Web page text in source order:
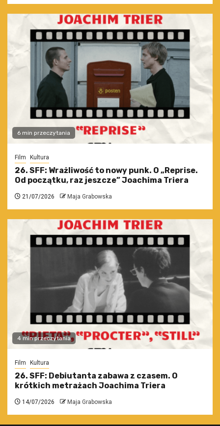
6 min przeczytania
Film Kultura
26. SFF: Wrażliwość to nowy punk. O „Reprise.
Od początku, raz jeszcze” Joachima Triera
21/07/2026 Maja Grabowska
4 min przeczytania
Film Kultura
26. SFF: Debiutanta zabawa z czasem. O
krótkich metrażach Joachima Triera
14/07/2026 Maja Grabowska